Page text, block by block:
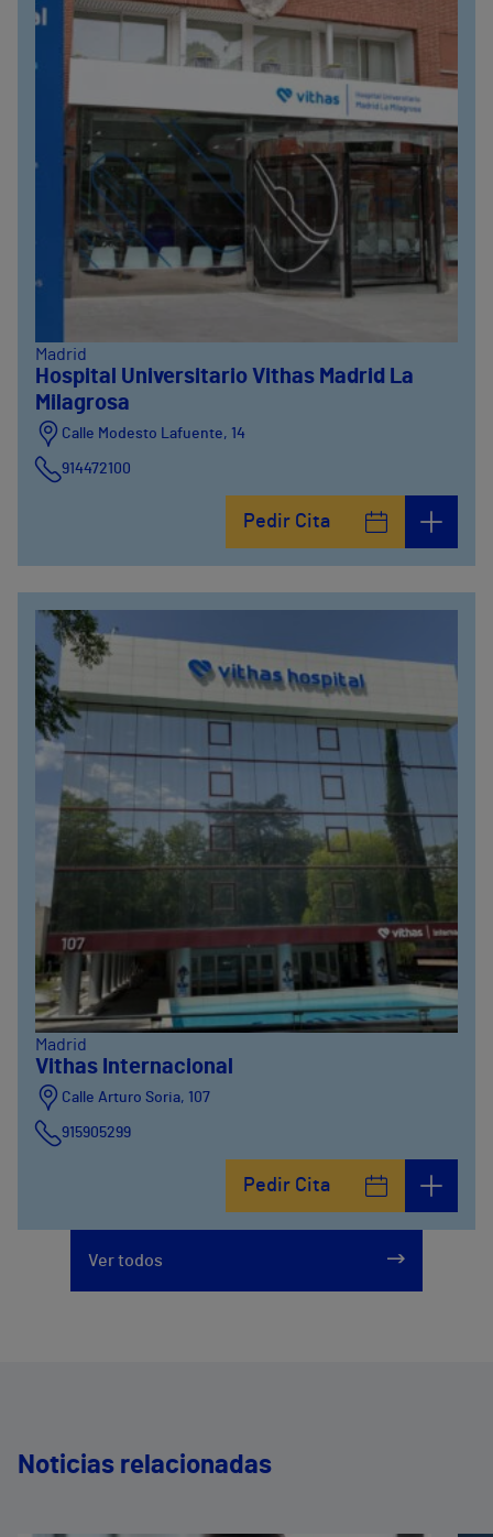
Madrid
Hospital Universitario Vithas Madrid La
Milagrosa
Calle Modesto Lafuente, 14
914472100
Pedir Cita
Madrid
Vithas Internacional
Calle Arturo Soria, 107
915905299
Pedir Cita
Ver todos
Noticias relacionadas